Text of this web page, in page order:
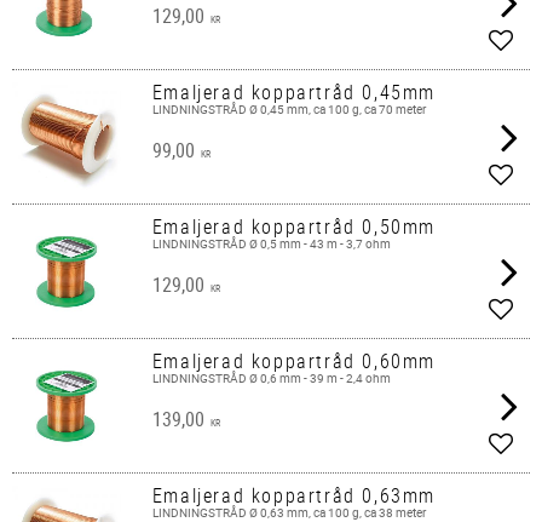
129,00 KR
Emaljerad koppartråd 0,45mm
LINDNINGSTRÅD Ø 0,45 mm, ca 100 g, ca 70 meter
99,00 KR
Emaljerad koppartråd 0,50mm
LINDNINGSTRÅD Ø 0,5 mm - 43 m - 3,7 ohm
129,00 KR
Emaljerad koppartråd 0,60mm
LINDNINGSTRÅD Ø 0,6 mm - 39 m - 2,4 ohm
139,00 KR
Emaljerad koppartråd 0,63mm
LINDNINGSTRÅD Ø 0,63 mm, ca 100 g, ca 38 meter